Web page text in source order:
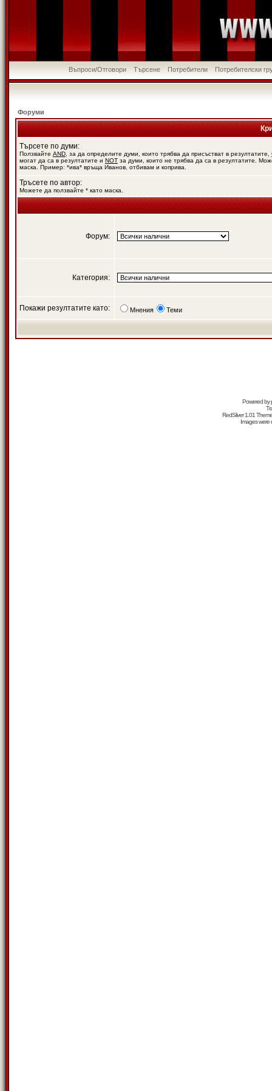
Въпроси/Отговори Търсене Потребители Потребителски
Форуми
Търсете по думи:
Ползвайте AND , за да определите думи, които трябва да присъстват в резултатите,
могат да са в резултатите и NOT за думи, които не трябва да са в резултатите.
маска. Пример: *ива* връща Иванов, отбивам и коприва.
Тръсете по автор:
Можете да ползвайте * като маска.
Форум:
Категория:
Покажи резултатите като: Мнения Теми
Powered by
RedSilver 1.01
Images were